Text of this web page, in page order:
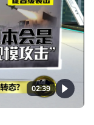
02:39